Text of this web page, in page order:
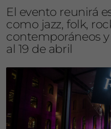
El evento reunirá
como jazz, folk,
contemporáneos
al 19 de abril